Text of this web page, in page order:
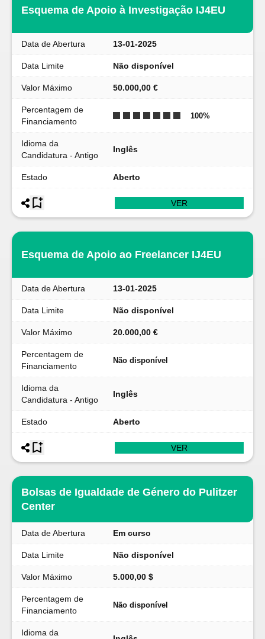
Esquema de Apoio à Investigação IJ4EU
Data de Abertura 13-01-2025
Data Limite Não disponível
Valor Máximo 50.000,00 €
Percentagem de
Financiamento
100%
Idioma da
Candidatura - Antigo
Inglês
Estado Aberto
VER
Esquema de Apoio ao Freelancer IJ4EU
Data de Abertura 13-01-2025
Data Limite Não disponível
Valor Máximo 20.000,00 €
Percentagem de
Financiamento
Não disponível
Idioma da
Candidatura - Antigo
Inglês
Estado Aberto
VER
Bolsas de Igualdade de Género do Pulitzer
Center
Data de Abertura Em curso
Data Limite Não disponível
Valor Máximo 5.000,00 $
Percentagem de
Financiamento
Não disponível
Idioma da